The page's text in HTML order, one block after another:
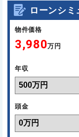
ローンシミ
物件価格
3,980万円
年収
頭金